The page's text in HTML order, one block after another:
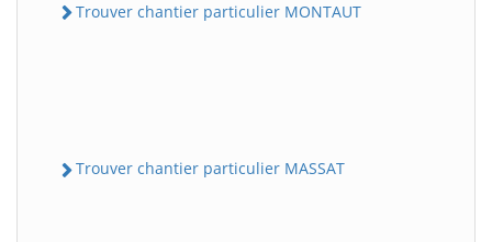
Trouver chantier particulier MONTAUT
Trouver chantier particulier MASSAT